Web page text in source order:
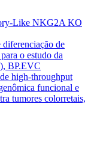
Like NKG2A KO
de
o estudo da
BP.EVC
high-throughput
funcional e
tumores colorretais,